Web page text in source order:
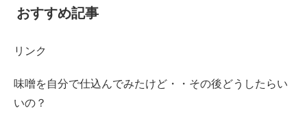
おすすめ記事
リンク
味噌を自分で仕込んでみたけど・・その後どうしたらい
いの？